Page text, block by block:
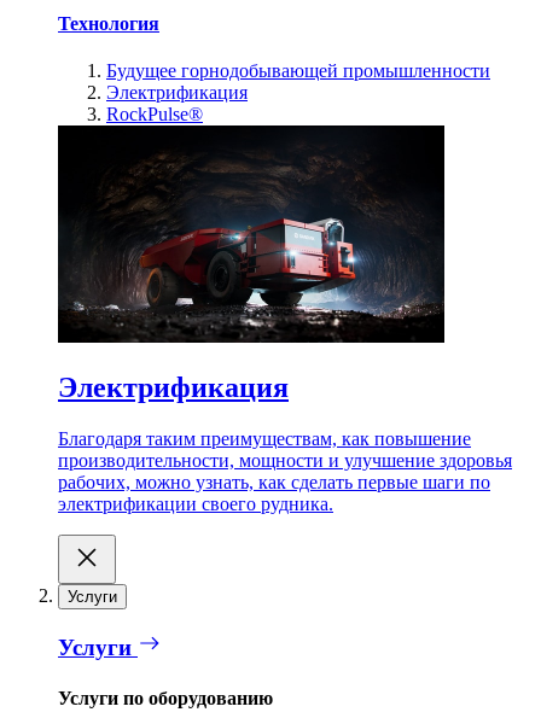
Технология
Будущее горнодобывающей промышленности
Электрификация
RockPulse®
Электрификация
Благодаря таким преимуществам, как повышение
производительности, мощности и улучшение здоровья
рабочих, можно узнать, как сделать первые шаги по
электрификации своего рудника.
Услуги
Услуги
Услуги по оборудованию